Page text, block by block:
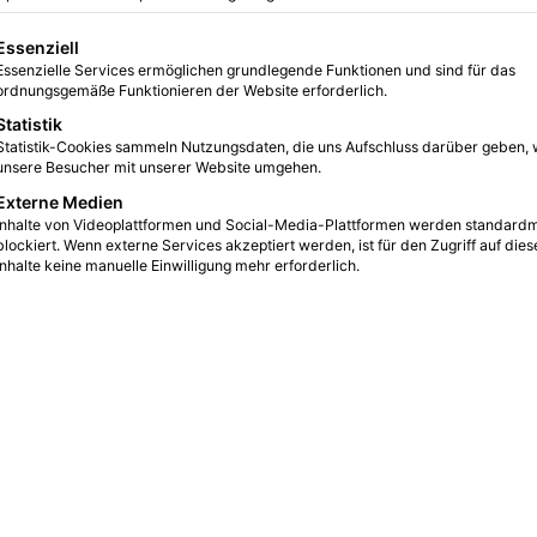
0 2 Minuten gelesen
eine Liste der Service-Gruppen, für die eine Einwilligung erteilt
Services ermöglichen grundlegende Funktionen und sind für das
Funktionieren der Website erforderlich.
Cookies sammeln Nutzungsdaten, die uns Aufschluss darüber geben,
Besucher mit unserer Website umgehen.
Medien
von Videoplattformen und Social-Media-Plattformen werden
Wenn externe Services akzeptiert werden, ist für den Zugriff auf
keine manuelle Einwilligung mehr erforderlich.